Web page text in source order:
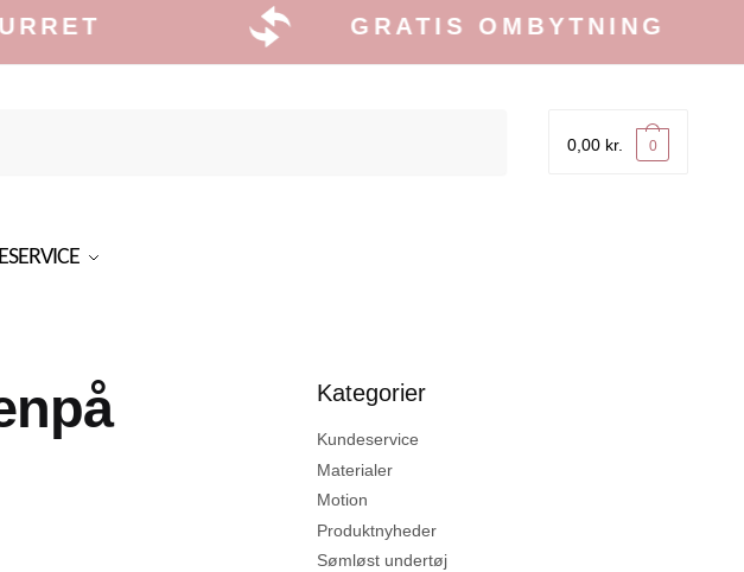
GRATIS OMBYTNING
0,00 kr. 0
Kategorier
Kundeservice
Materialer
Motion
Produktnyheder
Sømløst undertøj